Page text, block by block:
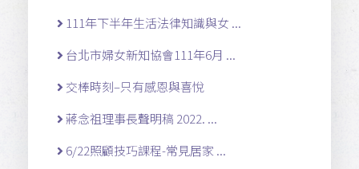
111年下半年生活法律知識與女 ...
台北市婦女新知協會111年6月 ...
交棒時刻–只有感恩與喜悅
蔣念祖理事長聲明稿 2022. ...
6/22照顧技巧課程-常見居家 ...